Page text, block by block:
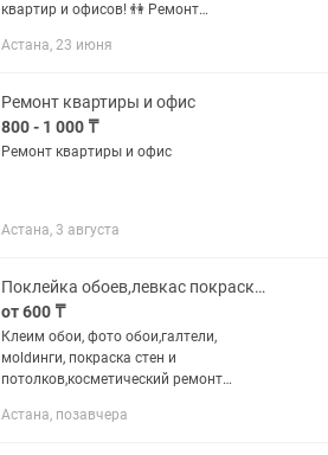
квартир и офисов! 👫 Ремонт
более 15 лет! ✅ Косметический ремонт
Астана, 23 июня
Ремонт квартиры и офис
800 - 1 000 ₸
Ремонт квартиры и офис
Астана, 3 августа
Поклейка обоев,левкас покраска стен и потолков косметический ремонт квартир
от 600 ₸
Клеим обои, фото обои,галтели,
мoldинги, покраска стен и
потолков,косметический ремонт
аккуратно стаж более 17 лет
Астана, позавчера